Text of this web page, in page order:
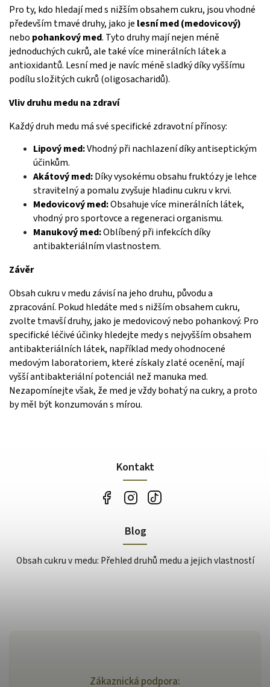
Pro ty, kdo hledají med s nižším obsahem cukru, jsou vhodné
především tmavé druhy, jako je lesní med (medovicový)
nebo pohankový med. Tyto druhy mají nejen méně
jednoduchých cukrů, ale také více minerálních látek a
antioxidantů. Lesní med je navíc méně sladký díky vyššímu
podílu složitých cukrů (oligosacharidů).
Vliv druhu medu na zdraví
Každý druh medu má své specifické zdravotní přínosy:
Lipový med:Vhodný při nachlazení díky antiseptickým
účinkům.
Akátový med:Díky vysokému obsahu fruktózy je lehce
stravitelný a pomalu zvyšuje hladinu cukru v krvi.
Medovicový med:Obsahuje více minerálních látek,
vhodný pro sportovce a regeneraci organismu.
Manukový med:Oblíbený při infekcích díky
antibakteriálním vlastnostem.
Závěr
Obsah cukru v medu závisí na jeho druhu, původu a
zpracování. Pokud hledáte med s nižším obsahem cukru,
zvolte tmavší druhy, jako je medovicový nebo pohankový. Pro
specifické léčivé účinky hledejte medy s nejvyšším obsahem
antibakteriálních látek, například medy ohodnocené
medovým laboratoriem, které získaly zlaté ocenění, mají
vyšší antibakteriální potenciál než manuka med.
Nezapomínejte však, že med je vždy bohatý na cukry, a proto
by měl být konzumován s mírou.
Zákaznická podpora:
Kontakt
Blog
Obsah cukru v medu: Přehled druhů medu a jejich vlastností